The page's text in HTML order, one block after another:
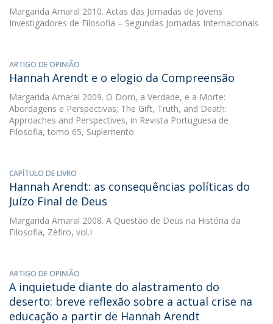
Margarida Amaral 2010. Actas das Jornadas de Jovens
Investigadores de Filosofia – Segundas Jornadas Internacionais
ARTIGO DE OPINIÃO
Hannah Arendt e o elogio da Compreensão
Margarida Amaral 2009. O Dom, a Verdade, e a Morte:
Abordagens e Perspectivas; The Gift, Truth, and Death:
Approaches and Perspectives, in Revista Portuguesa de
Filosofia, tomo 65, Suplemento
CAPÍTULO DE LIVRO
Hannah Arendt: as consequências políticas do
Juízo Final de Deus
Margarida Amaral 2008. A Questão de Deus na História da
Filosofia, Zéfiro, vol.I
ARTIGO DE OPINIÃO
A inquietude diante do alastramento do
deserto: breve reflexão sobre a actual crise na
educação a partir de Hannah Arendt